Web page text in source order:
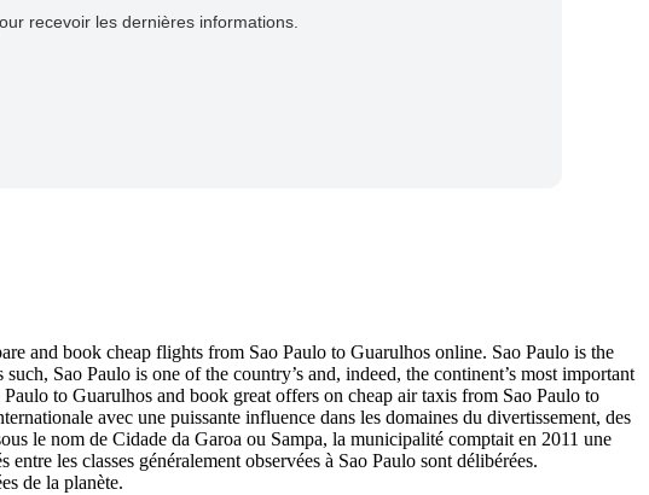
recevoir les dernières informations.
and book cheap flights from Sao Paulo to Guarulhos online. Sao Paulo is the
Sao Paulo is one of the country’s and, indeed, the continent’s most important
to Guarulhos and book great offers on cheap air taxis from Sao Paulo to
avec une puissante influence dans les domaines du divertissement, des
le nom de Cidade da Garoa ou Sampa, la municipalité comptait en 2011 une
les classes généralement observées à Sao Paulo sont délibérées.
de la planète.